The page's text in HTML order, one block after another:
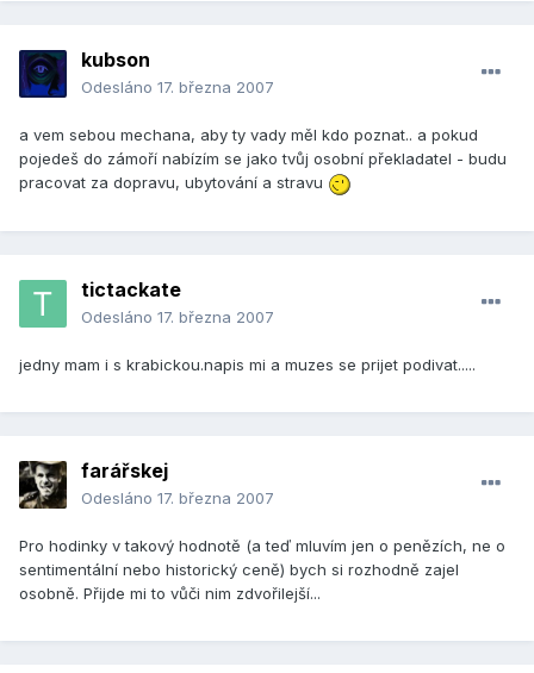
kubson
Odesláno 17. března 2007
a vem sebou mechana, aby ty vady měl kdo poznat.. a pokud
pojedeš do zámoří nabízím se jako tvůj osobní překladatel - budu
pracovat za dopravu, ubytování a stravu
tictackate
Odesláno 17. března 2007
jedny mam i s krabickou.napis mi a muzes se prijet podivat.....
farářskej
Odesláno 17. března 2007
Pro hodinky v takový hodnotě (a teď mluvím jen o penězích, ne o
sentimentální nebo historický ceně) bych si rozhodně zajel
osobně. Přijde mi to vůči nim zdvořilejší...